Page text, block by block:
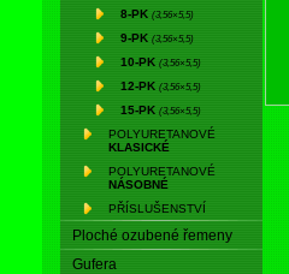
8-PK (3,56×5,5)
9-PK (3,56×5,5)
10-PK (3,56×5,5)
12-PK (3,56×5,5)
15-PK (3,56×5,5)
POLYURETANOVÉ
KLASICKÉ
POLYURETANOVÉ
NÁSOBNÉ
PŘÍSLUŠENSTVÍ
Ploché ozubené řemeny
Gufera